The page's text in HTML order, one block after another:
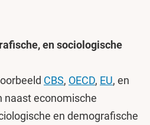
en sociologische
CBS, OECD, EU, en
naast economische
en demografische